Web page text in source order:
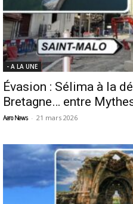
- A LA UNE
Évasion : Sélima à la
Bretagne… entre
Aero News - 21 mars 2026